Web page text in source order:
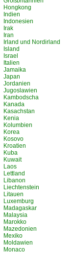
Hongkong
Indien
Indonesien
Irak
Iran
Irland und Nordirland
Island
Israel
Italien
Jamaika
Japan
Jordanien
Jugoslawien
Kambodscha
Kanada
Kasachstan
Kenia
Kolumbien
Korea
Kosovo
Kroatien
Kuba
Kuwait
Laos
Lettland
Libanon
Liechtenstein
Litauen
Luxemburg
Madagaskar
Malaysia
Marokko
Mazedonien
Mexiko
Moldawien
Monaco